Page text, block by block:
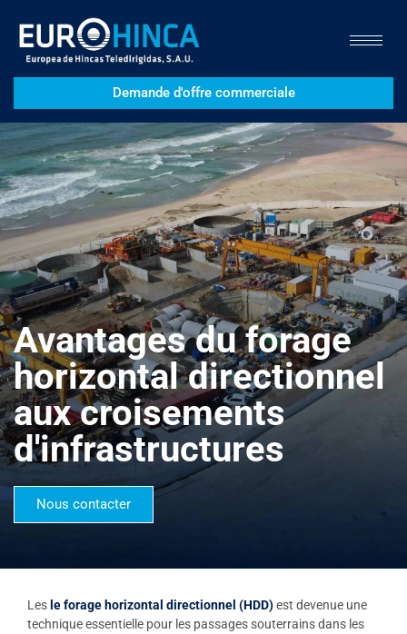
Demande d'offre commerciale
Avantages du forage
horizontal directionnel
aux croisements
d'infrastructures
Nous contacter
Les le forage horizontal directionnel (HDD)est devenue une
technique essentielle pour les passages souterrains dans les